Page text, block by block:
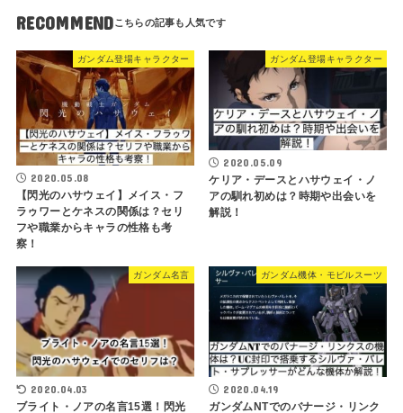
RECOMMEND
ガンダム登場キャラクター
2020.05.08
【閃光のハサウェイ】メイス・フ
ラゥワーとケネスの関係は？セリ
フや職業からキャラの性格も考
察！
ガンダム登場キャラクター
2020.05.09
ケリア・デースとハサウェイ・ノ
アの馴れ初めは？時期や出会いを
解説！
ガンダム名言
2020.04.03
ブライト・ノアの名言15選！閃光
ガンダム機体・モビルスーツ
2020.04.19
ガンダムNTでのバナージ・リンク